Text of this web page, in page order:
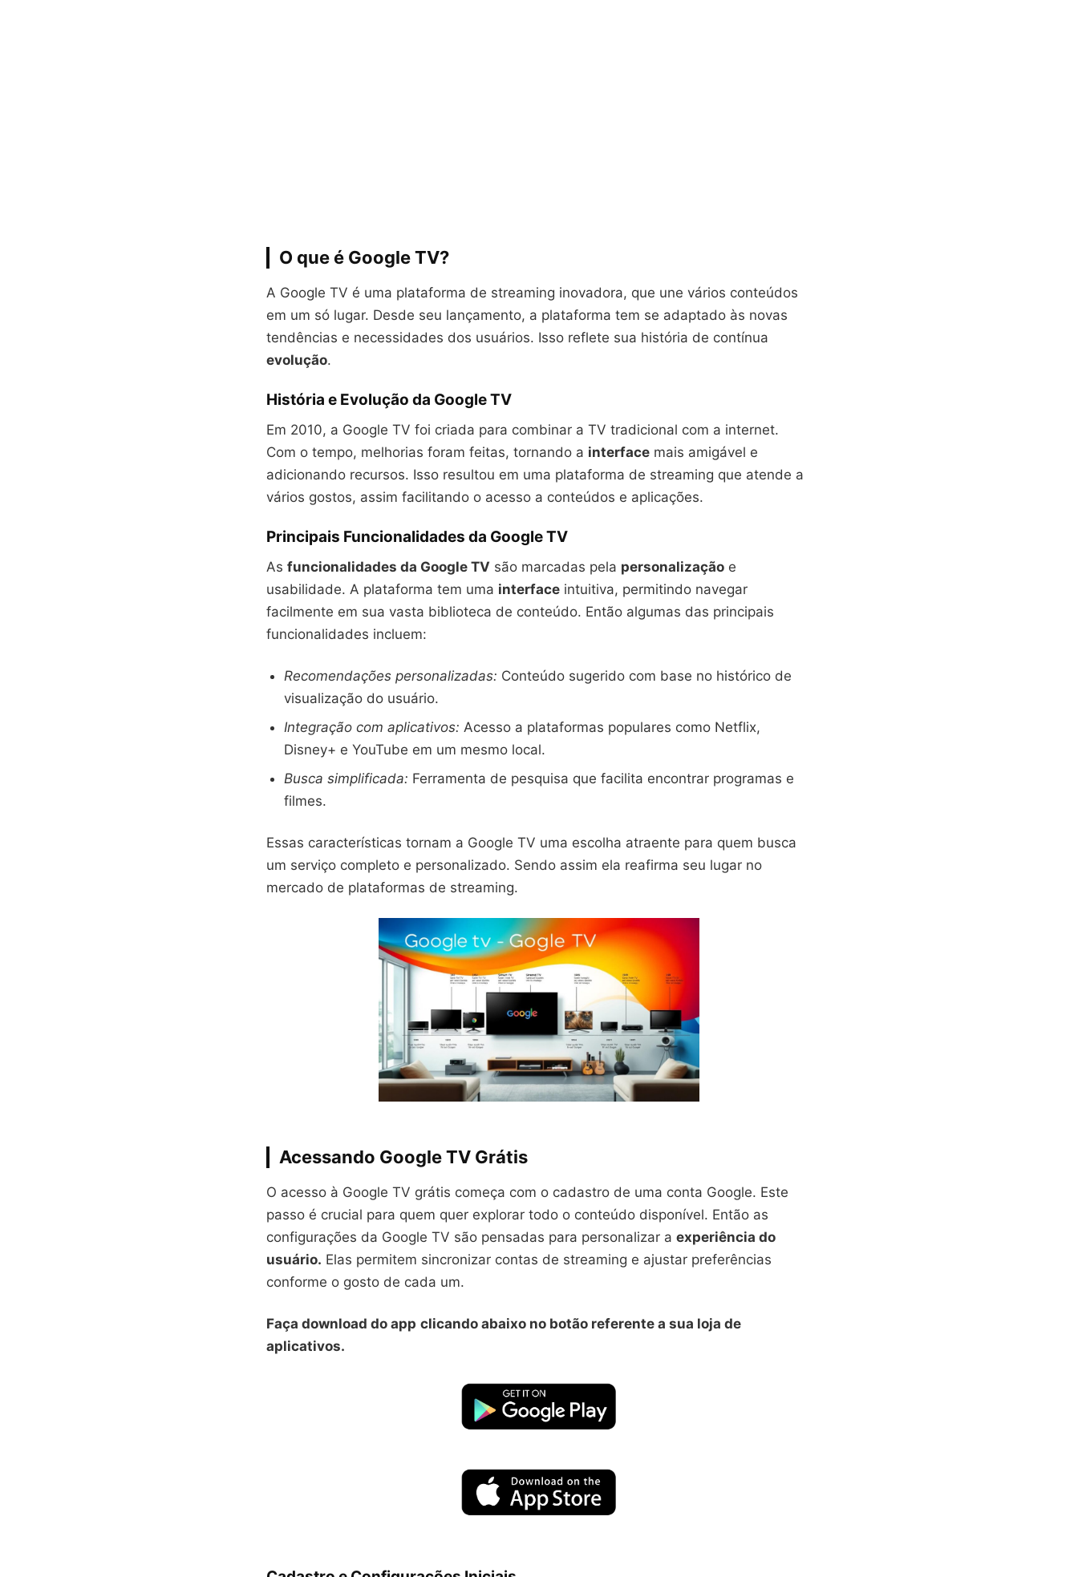
O que é Google TV?
A Google TV é uma plataforma de streaming inovadora, que une vários conteúdos
em um só lugar. Desde seu lançamento, a plataforma tem se adaptado às novas
tendências e necessidades dos usuários. Isso reflete sua história de contínua
evolução.
História e Evolução da Google TV
Em 2010, a Google TV foi criada para combinar a TV tradicional com a internet.
Com o tempo, melhorias foram feitas, tornando a interface mais amigável e
adicionando recursos. Isso resultou em uma plataforma de streaming que atende a
vários gostos, assim facilitando o acesso a conteúdos e aplicações.
Principais Funcionalidades da Google TV
As funcionalidades da Google TV são marcadas pela personalização e
usabilidade. A plataforma tem uma interface intuitiva, permitindo navegar
facilmente em sua vasta biblioteca de conteúdo. Então algumas das principais
funcionalidades incluem:
Recomendações personalizadas: Conteúdo sugerido com base no histórico de
visualização do usuário.
Integração com aplicativos: Acesso a plataformas populares como Netflix,
Disney+ e YouTube em um mesmo local.
Busca simplificada: Ferramenta de pesquisa que facilita encontrar programas e
filmes.
Essas características tornam a Google TV uma escolha atraente para quem busca
um serviço completo e personalizado. Sendo assim ela reafirma seu lugar no
mercado de plataformas de streaming.
Acessando Google TV Grátis
O acesso à Google TV grátis começa com o cadastro de uma conta Google. Este
passo é crucial para quem quer explorar todo o conteúdo disponível. Então as
configurações da Google TV são pensadas para personalizar a experiência do
usuário. Elas permitem sincronizar contas de streaming e ajustar preferências
conforme o gosto de cada um.
Faça download do app clicando abaixo no botão referente a sua loja de
aplicativos.